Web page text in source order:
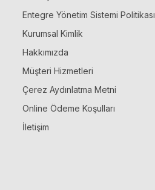
Entegre Yönetim Sistemi Politikası
Kurumsal Kimlik
Hakkımızda
Müşteri Hizmetleri
Çerez Aydınlatma Metni
Online Ödeme Koşulları
İletişim